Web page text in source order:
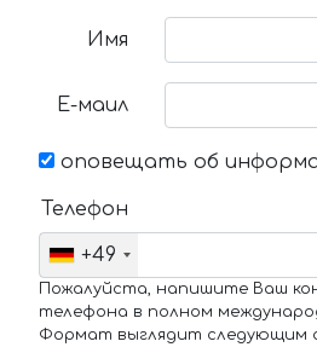
Имя
Е-маил
оповещать об
Телефон
+49
Пожалуйста, напишите Ваш
телефона в полном
Формат выглядит следующим